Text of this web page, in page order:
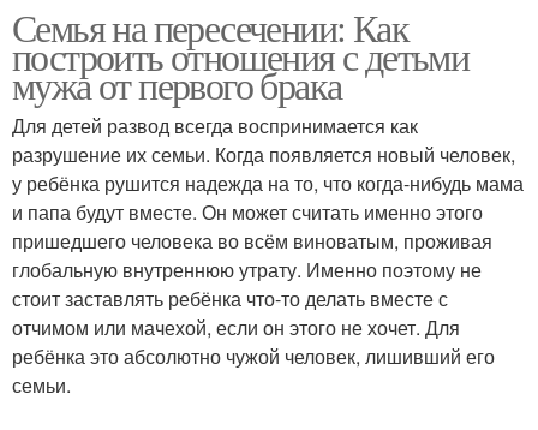
Семья на пересечении: Как
построить отношения с детьми
мужа от первого брака
Для детей развод всегда воспринимается как
разрушение их семьи. Когда появляется новый человек,
у ребёнка рушится надежда на то, что когда-нибудь мама
и папа будут вместе. Он может считать именно этого
пришедшего человека во всём виноватым, проживая
глобальную внутреннюю утрату. Именно поэтому не
стоит заставлять ребёнка что-то делать вместе с
отчимом или мачехой, если он этого не хочет. Для
ребёнка это абсолютно чужой человек, лишивший его
семьи.